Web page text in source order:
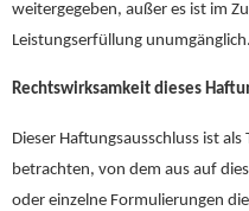
weitergegeben, außer es ist im
Leistungserfüllung unumgänglich.
Rechtswirksamkeit dieses
Dieser Haftungsausschluss ist
betrachten, von dem aus auf
oder einzelne Formulierungen